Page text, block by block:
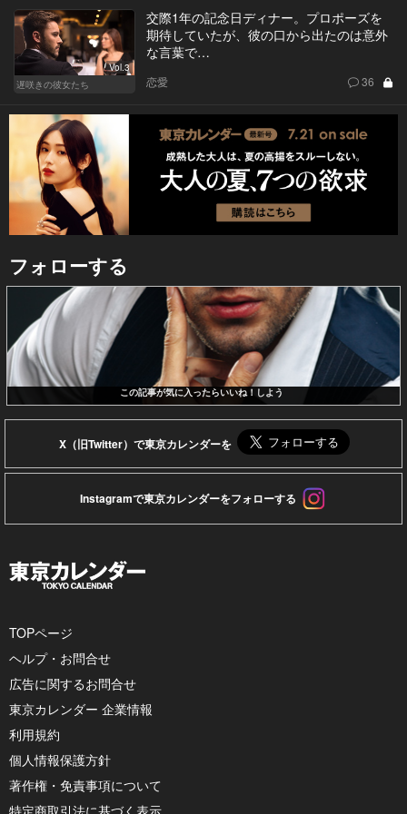
Vol.3
遅咲きの彼女たち
交際1年の記念日ディナー。プロポーズを
期待していたが、彼の口から出たのは意外
な言葉で…
恋愛 36
フォローする
この記事が気に入ったらいいね！しよう
X（旧Twitter）で東京カレンダーを
Instagramで東京カレンダーをフォローする
TOPページ
ヘルプ・お問合せ
広告に関するお問合せ
東京カレンダー 企業情報
利用規約
個人情報保護方針
著作権・免責事項について